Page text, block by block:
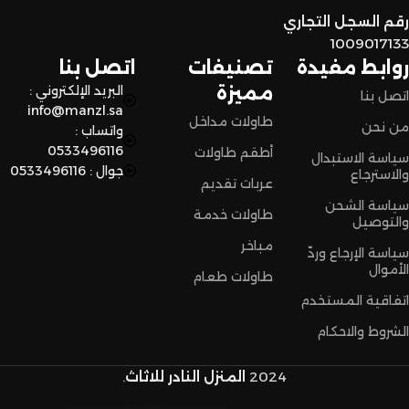
اختاروا الراحة والأناقة من المنزل النادر للاثاث الآن وعيشوا تجربة
تسوق مميزة.
روابط مفيدة
اتصل بنا
من نحن
سياسة الاستبدال
والاسترجاع
سياسة الشحن
والتوصيل
سياسة الإرجاع وردّ
الأموال
اتفاقية المستخدم
الشروط والاحكام
تصنيفات
مميزة
طاولات مداخل
أطقم طاولات
عربات تقديم
طاولات خدمة
مباخر
طاولات طعام
اتصل بنا
البريد الإلكتروني :
info@manzl.sa
واتساب :
0533496116
جوال : 0533496116
رقم السجل التجاري
1009017133
2024 المنزل النادر للاثاث.